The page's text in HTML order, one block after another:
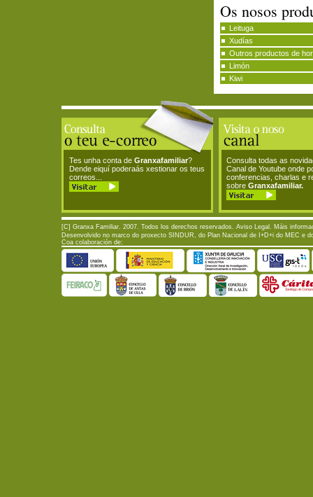
Os nosos
Leituga
Xudías
Outros productos de
Limón
Kiwi
Tes unha conta de Granxafamiliar?
Dende eiquí poderaás xestionar os teus
correos...
Consulta todas as
Canal de Youtube onde
conferencias, charlas e
sobre Granxafamiliar.
[C] Granxa Familiar. 2007. Todos los derechos reservados. Aviso Legal . Máis
Desenvolvido no marco do proxecto SINDUR, do Plan Nacional de I+D+i do MEC e
Coa colaboración de: